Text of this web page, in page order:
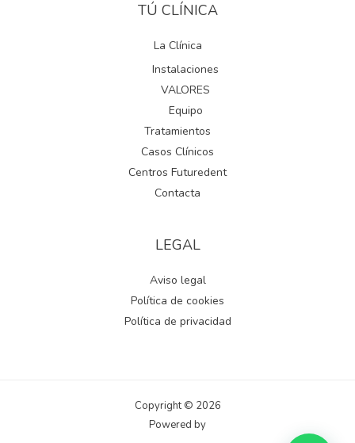
TÚ CLÍNICA
La Clínica
Instalaciones
VALORES
Equipo
Tratamientos
Casos Clínicos
Centros Futuredent
Contacta
LEGAL
Aviso legal
Política de cookies
Política de privacidad
Copyright © 2026
Powered by